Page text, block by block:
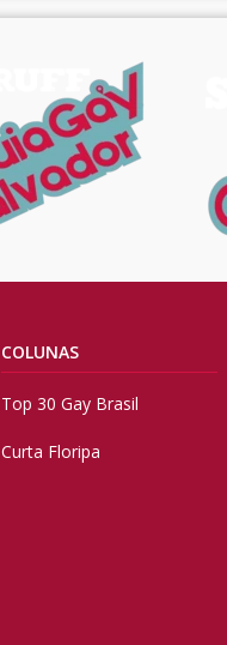
COLUNAS
Top 30 Gay Brasil
Curta Floripa